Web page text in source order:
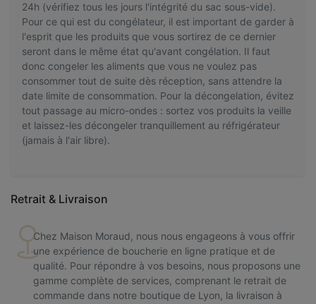
24h (vérifiez tous les jours l'intégrité du sac sous-vide).
Pour ce qui est du congélateur, il est important de garder à
l'esprit que les produits que vous sortirez de ce dernier
seront dans le même état qu'avant congélation. Il faut
donc congeler les aliments que vous ne voulez pas
consommer tout de suite dès réception, sans attendre la
date limite de consommation. Pour la décongelation, évitez
tout passage au micro-ondes : sortez vos produits la veille
et laissez-les décongeler tranquillement au réfrigérateur
(jamais à l'air libre).
Retrait & Livraison
Chez Maison Moraud, nous nous engageons à vous offrir
une expérience de boucherie en ligne pratique et de
qualité. Pour répondre à vos besoins, nous proposons une
gamme complète de services, comprenant le retrait de
commande dans notre boutique de Lyon, la livraison à